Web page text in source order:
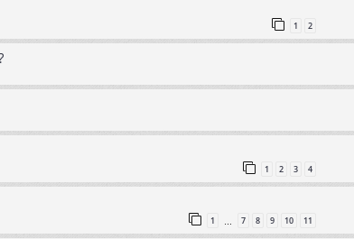
1 2
1 2 3 4
1 7 8 9 10 11